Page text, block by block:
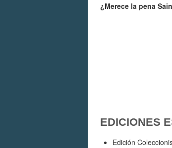
¿Merece la pena
EDICIONES
Edición